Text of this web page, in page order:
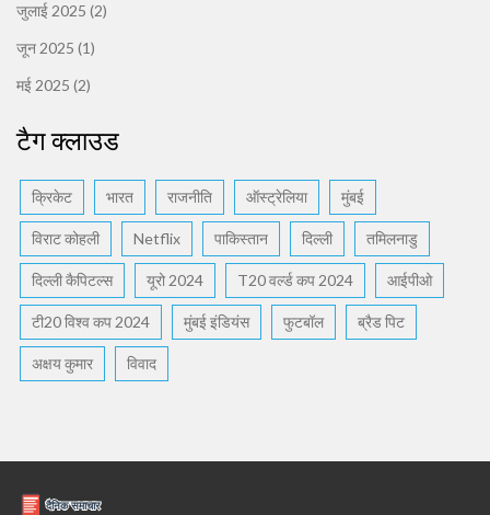
जुलाई 2025 (2)
जून 2025 (1)
मई 2025 (2)
टैग क्लाउड
क्रिकेट भारत राजनीति ऑस्ट्रेलिया मुंबई
विराट कोहली Netflix पाकिस्तान दिल्ली तमिलनाडु
दिल्ली कैपिटल्स यूरो 2024 T20 वर्ल्ड कप 2024 आईपीओ
टी20 विश्व कप 2024 मुंबई इंडियंस फुटबॉल ब्रैड पिट
अक्षय कुमार विवाद